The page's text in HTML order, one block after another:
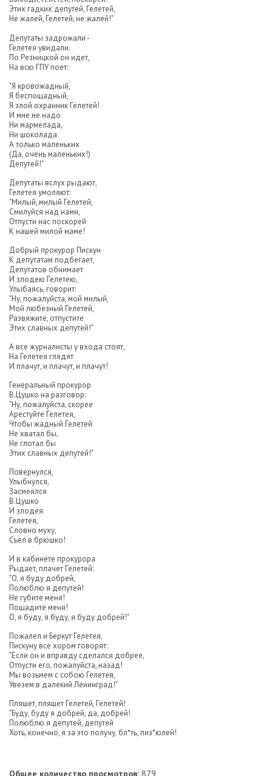
Этих гадких депутей, Гелетей,
Не жалей, Гелетей, не жалей!"
Депутаты задрожали -
Гелетея увидали.
По Резницкой он идет,
На всю ГПУ поет:
"Я кровожадный,
Я беспощадный,
Я злой охранник Гелетей!
И мне не надо
Ни мармелада,
Ни шоколада
А только маленьких
(Да, очень маленьких!)
Депутей!"
Депутаты вслух рыдают,
Гелетея умоляют:
"Милый, милый Гелетей,
Смилуйся над нами,
Отпусти нас поскорей
К нашей милой маме!
Добрый прокурор Пискун
К депутатам подбегает,
Депутатов обнимает
И злодею Гелетею,
Улыбаясь, говорит:
"Ну, пожалуйста, мой милый,
Мой любезный Гелетей,
Развяжите, отпустите
Этих славных депутей!"
А все журналисты у входа стоят,
На Гелетея глядят
И плачут, и плачут, и плачут!
Генеральный прокурор
В.Цушко на разговор:
"Ну, пожалуйста, скорее
Арестуйте Гелетея,
Чтобы жадный Гелетей
Не хватал бы,
Не глотал бы
Этих славных депутей!"
Повернулся,
Улыбнулся,
Засмеялся
В.Цушко
И злодея
Гелетея,
Словно муху,
Съел в брюшко!
И в кабинете прокурора
Рыдает, плачет Гелетей:
"О, я буду добрей,
Полюблю я депутей!
Не губите меня!
Пощадите меня!
О, я буду, я буду, я буду добрей!"
Пожалел и Беркут Гелетея,
Пискуну все хором говорят:
"Если он и вправду сделался добрее,
Отпусти его, пожалуйста, назад!
Мы возьмем с собою Гелетея,
Увезем в далекий Ленинград!"
Пляшет, пляшет Гелетей, Гелетей!
"Буду, буду я добрей, да, добрей!
Полюблю я депутей, депутей
Хоть, конечно, я за это получу, бл*ть, пиз*юлей!
Общее количество просмотров: 879